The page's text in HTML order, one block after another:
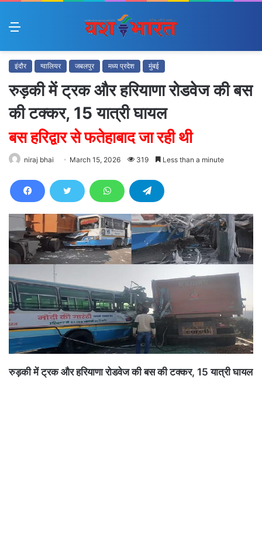
Menu
इंदौर ग्वालियर जबलपुर मध्य प्रदेश मुंबई
रुड़की में ट्रक और हरियाणा रोडवेज की बस
की टक्कर, 15 यात्री घायल
बस हरिद्वार से फतेहाबाद जा रही थी
niraj bhai March 15, 2026 319 Less than a minute
रुड़की में ट्रक और हरियाणा रोडवेज की बस की टक्कर, 15 यात्री घायल